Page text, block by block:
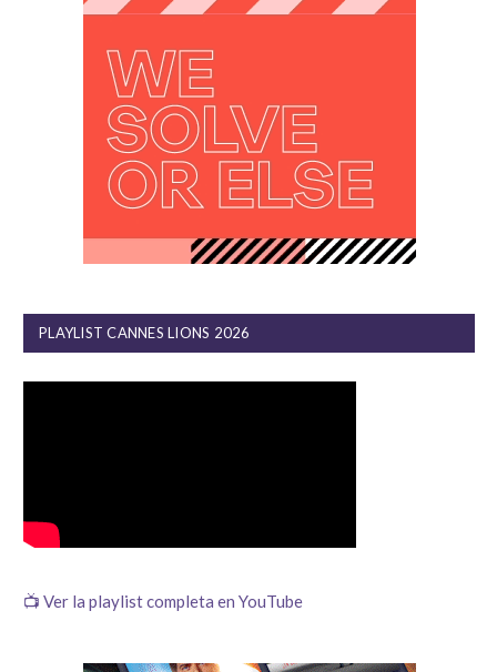
PLAYLIST CANNES LIONS 2026
📺 Ver la playlist completa en YouTube